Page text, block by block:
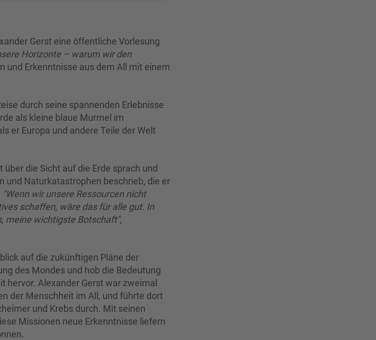
Gerst eine öffentliche Vorlesung
Horizonte – warum wir den
und Erkenntnisse aus dem All mit einem
durch seine spannenden Erlebnisse
als kleine blaue Murmel im
er Europa und andere Teile der Welt
die Sicht auf die Erde sprach und
und Naturkatastrophen beschrieb, die er
"Wenn wir unsere Ressourcen nicht
schaffen, wäre das für alle gut. In
meine wichtigste Botschaft",
auf die zukünftigen Pläne der
des Mondes und hob die Bedeutung
hervor. Alexander Gerst war zweimal
der Menschheit im All, und führte dort
und Krebs durch. Mit seinen
Missionen neue Erkenntnisse liefern